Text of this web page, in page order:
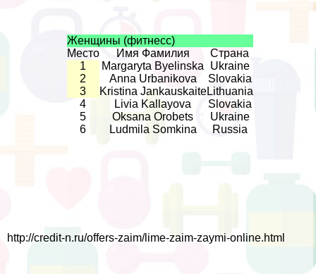
Женщины (фитнесс)
Место
Имя Фамилия
Страна
1
Margaryta Byelinska
Ukraine
2
Anna Urbanikova
Slovakia
3
Kristina JankauskaiteLithuania
4
Livia Kallayova
Slovakia
5
Oksana Orobets
Ukraine
6
Ludmila Somkina Russia
http://credit-n.ru/offers-zaim/lime-zaim-zaymi-online.html